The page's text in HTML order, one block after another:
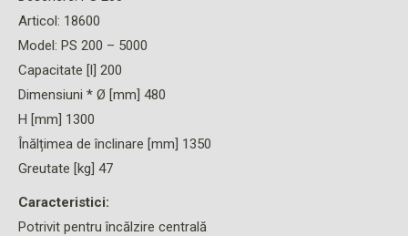
Articol: 18600
Model: PS 200 – 5000
Capacitate [l] 200
Dimensiuni * Ø [mm] 480
H [mm] 1300
Înălțimea de înclinare [mm] 1350
Greutate [kg] 47
Caracteristici:
Potrivit pentru încălzire centrală